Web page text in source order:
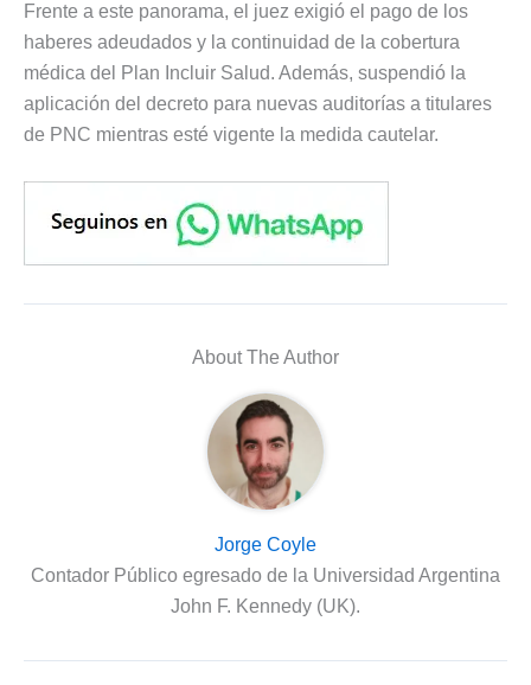
Frente a este panorama, el juez exigió el pago de los
haberes adeudados y la continuidad de la cobertura
médica del Plan Incluir Salud. Además, suspendió la
aplicación del decreto para nuevas auditorías a titulares
de PNC mientras esté vigente la medida cautelar.
About The Author
Jorge Coyle
Contador Público egresado de la Universidad Argentina
John F. Kennedy (UK).